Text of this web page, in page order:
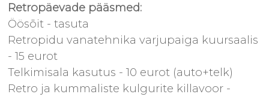
Retropäevade pääsmed:
Öösõit - tasuta
Retropidu vanatehnika varjupaiga kuursaalis
- 15 eurot
Telkimisala kasutus - 10 eurot (auto+telk)
Retro ja kummaliste kulgurite killavoor -